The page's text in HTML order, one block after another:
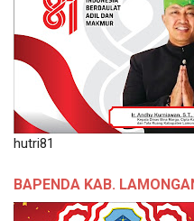
hutri81
BAPENDA KAB.